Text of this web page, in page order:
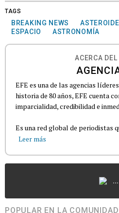
TAGS
BREAKING NEWS ASTEROIDE
ESPACIO
ASTRONOMÍA
ACERCA DEL
EFE es una de las agencias
historia de 80 años, EFE cuenta
imparcialidad, credibilidad e
Es una red global de periodistas
Leer más
...
POPULAR EN LA COMUNIDAD